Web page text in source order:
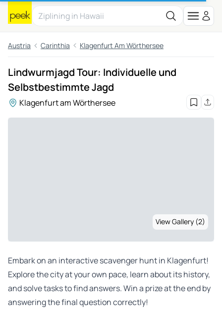
Austria Carinthia Klagenfurt Am Wörthersee
Lindwurmjagd Tour: Individuelle und
Selbstbestimmte Jagd
Klagenfurt am Wörthersee
View Gallery (2)
Embark on an interactive scavenger hunt in Klagenfurt!
Explore the city at your own pace, learn about its history,
and solve tasks to find answers. Win a prize at the end by
answering the final question correctly!